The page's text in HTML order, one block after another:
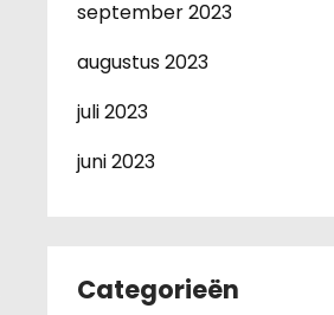
september 2023
augustus 2023
juli 2023
juni 2023
Categorieën